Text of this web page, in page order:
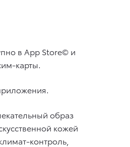
в App Store© и
карты.
образ
кожей
контроль,